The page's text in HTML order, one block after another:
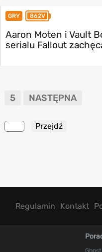
GRY 862V
Aaron Moten i Vault
serialu Fallout
5 NASTĘPNA
Regulamin Kontakt